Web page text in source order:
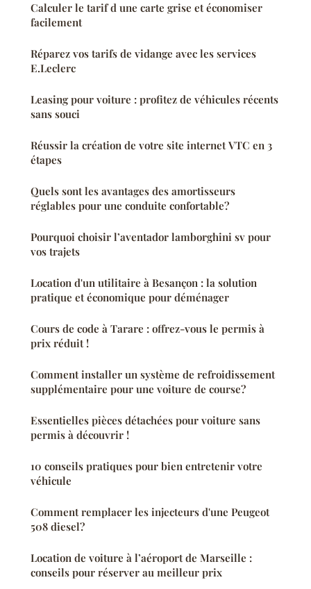
Calculer le tarif d une carte grise et économiser
facilement
Réparez vos tarifs de vidange avec les services
E.Leclerc
Leasing pour voiture : profitez de véhicules récents
sans souci
Réussir la création de votre site internet VTC en 3
étapes
Quels sont les avantages des amortisseurs
réglables pour une conduite confortable?
Pourquoi choisir l’aventador lamborghini sv pour
vos trajets
Location d'un utilitaire à Besançon : la solution
pratique et économique pour déménager
Cours de code à Tarare : offrez-vous le permis à
prix réduit !
Comment installer un système de refroidissement
supplémentaire pour une voiture de course?
Essentielles pièces détachées pour voiture sans
permis à découvrir !
10 conseils pratiques pour bien entretenir votre
véhicule
Comment remplacer les injecteurs d'une Peugeot
508 diesel?
Location de voiture à l’aéroport de Marseille :
conseils pour réserver au meilleur prix